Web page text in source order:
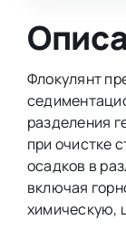
Флокулянт
разделения
при очистке
осадков в
включая
химическую,